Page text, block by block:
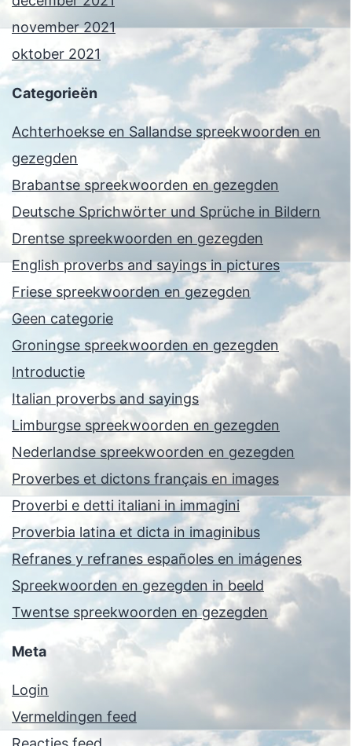
november 2021
oktober 2021
Categorieën
Achterhoekse en Sallandse spreekwoorden en
gezegden
Brabantse spreekwoorden en gezegden
Deutsche Sprichwörter und Sprüche in Bildern
Drentse spreekwoorden en gezegden
English proverbs and sayings in pictures
Friese spreekwoorden en gezegden
Geen categorie
Groningse spreekwoorden en gezegden
Introductie
Italian proverbs and sayings
Limburgse spreekwoorden en gezegden
Nederlandse spreekwoorden en gezegden
Proverbes et dictons français en images
Proverbi e detti italiani in immagini
Proverbia latina et dicta in imaginibus
Refranes y refranes españoles en imágenes
Spreekwoorden en gezegden in beeld
Twentse spreekwoorden en gezegden
Meta
Login
Vermeldingen feed